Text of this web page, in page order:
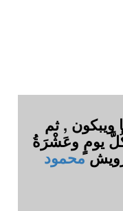
ويبكون , ثم
كُلَّ يومٍ وعَشْرَةُ
محمود